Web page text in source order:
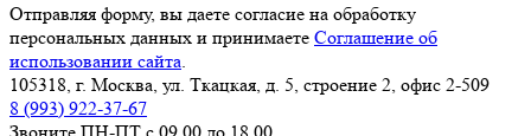
Отправляя форму, вы даете согласие на обработку
персональных данных и принимаете Соглашение об
использовании сайта.
105318, г. Москва, ул. Ткацкая, д. 5, строение 2, офис 2-509
8 (993) 922-37-67